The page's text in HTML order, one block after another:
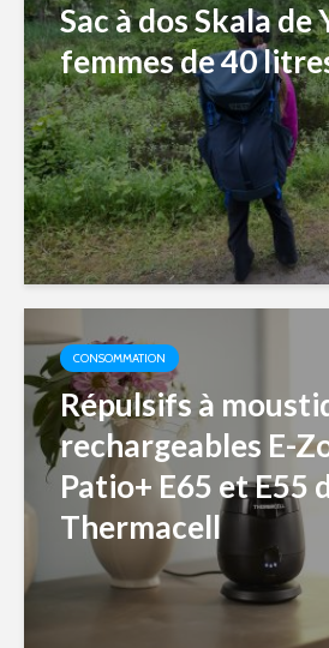
Sac à dos Skala de
femmes de 40
CONSOMMATION
Répulsifs à
rechargeables E-
Patio+ E65 et E55
Thermacell